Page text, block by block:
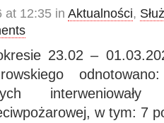
at 12:35 in Aktualności,
23.02 –
w tym: 7